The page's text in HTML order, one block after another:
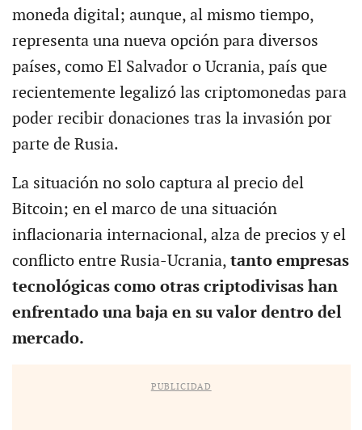
moneda digital; aunque, al mismo tiempo,
representa una nueva opción para diversos
países, como El Salvador o Ucrania, país que
recientemente legalizó las criptomonedas para
poder recibir donaciones tras la invasión por
parte de Rusia.
La situación no solo captura al precio del
Bitcoin; en el marco de una situación
inflacionaria internacional, alza de precios y el
conflicto entre Rusia-Ucrania, tanto empresas
tecnológicas como otras criptodivisas han
enfrentado una baja en su valor dentro del
mercado.
PUBLICIDAD